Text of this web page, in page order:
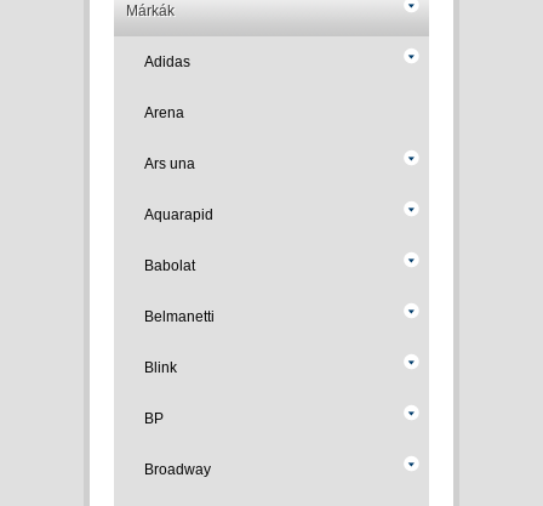
Márkák
Adidas
Arena
Ars una
Aquarapid
Babolat
Belmanetti
Blink
BP
Broadway